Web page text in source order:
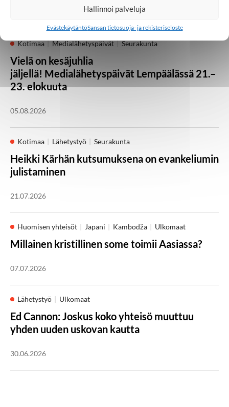
Hallinnoi palveluja
EvästekäytäntöSansan tietosuoja- ja rekisteriseloste
Palaa takaisin pääsivulle
Kotimaa Medialähetyspäivät Seurakunta
Vielä on kesäjuhlia
jäljellä! Medialähetyspäivät Lempäälässä 21.–
23. elokuuta
05.08.2026
Kotimaa Lähetystyö Seurakunta
Heikki Kärhän kutsumuksena on evankeliumin
julistaminen
21.07.2026
Huomisen yhteisöt Japani Kambodža Ulkomaat
Millainen kristillinen some toimii Aasiassa?
07.07.2026
Lähetystyö Ulkomaat
Ed Cannon: Joskus koko yhteisö muuttuu
yhden uuden uskovan kautta
30.06.2026